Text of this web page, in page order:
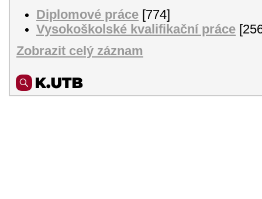
Diplomové práce [774]
Vysokoškolské kvalifikační práce
Zobrazit celý záznam